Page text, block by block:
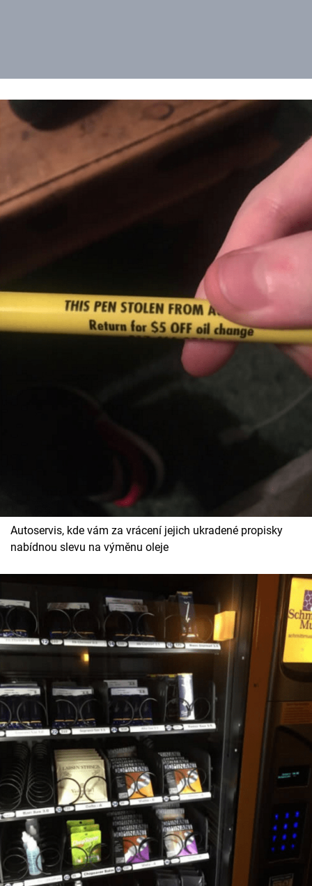
Autoservis, kde vám za vrácení jejich ukradené propisky
nabídnou slevu na výměnu oleje